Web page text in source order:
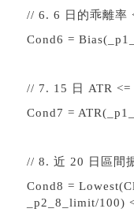
// 6. 6 日的乖離率
Cond6 =
// 7. 15 日 ATR <=
Cond7 =
// 8. 近 20 日區間
Cond8 =
_p2_8_limit/100)